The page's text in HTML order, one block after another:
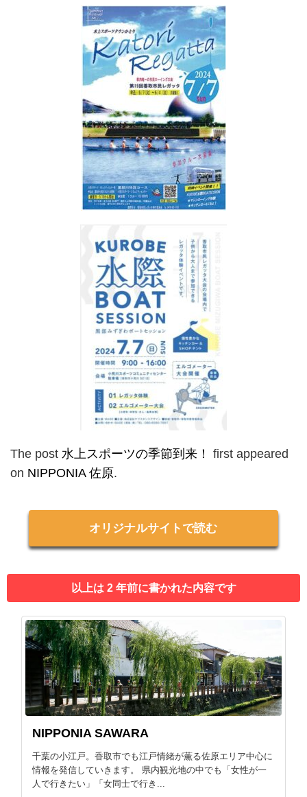
The post 水上スポーツの季節到来！
first appeared
on NIPPONIA 佐原.
オリジナルサイトで読む
以上は 2 年前に書かれた内容です
NIPPONIA SAWARA
千葉の小江戸。香取市でも江戸情緒が薫る佐原エリア中心に
情報を発信していきます。 県内観光地の中でも「女性が一
人で行きたい」「女同士で行き...